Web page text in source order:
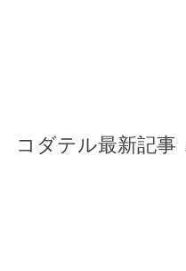
コダテル最新記事